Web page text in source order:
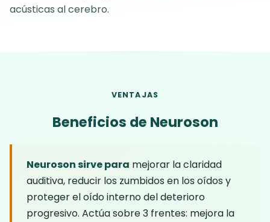
acústicas al cerebro.
VENTAJAS
Beneficios de Neuroson
Neuroson sirve para mejorar la claridad
auditiva, reducir los zumbidos en los oídos y
proteger el oído interno del deterioro
progresivo. Actúa sobre 3 frentes: mejora la